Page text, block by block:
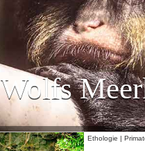
Wolfs
Ethologie |